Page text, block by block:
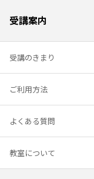
受講案内
受講のきまり
ご利用方法
よくある質問
教室について